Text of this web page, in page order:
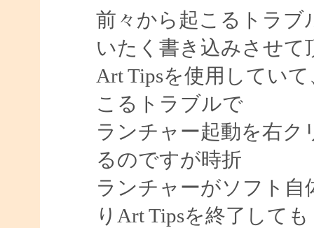
前々から起こるトラブ
いたく書き込みさせて
Art Tipsを使用してい
こるトラブルで
ランチャー起動を右ク
るのですが時折
ランチャーがソフト
りArt Tipsを終了しても